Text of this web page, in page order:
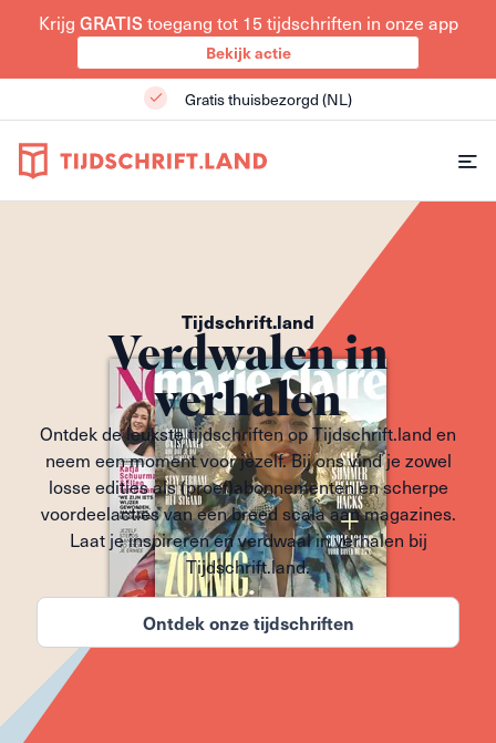
Krijg GRATIStoegang tot 15 tijdschriften in onze app
Bekijk actie
Gratis thuisbezorgd (NL)
Tijdschrift.land
Verdwalen in
verhalen
Ontdek de leukste tijdschriften op Tijdschrift.land en
neem een moment voor jezelf. Bij ons vind je zowel
losse edities als (proef)abonnementen en scherpe
voordeelacties van een breed scala aan magazines.
Laat je inspireren en verdwaal in verhalen bij
Tijdschrift.land.
Ontdek onze tijdschriften